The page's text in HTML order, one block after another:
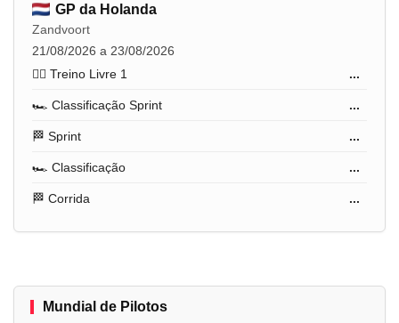
GP da Holanda
Zandvoort
21/08/2026 a 23/08/2026
🏋️‍♂️ Treino Livre 1
...
🏎️ Classificação Sprint ...
🏁 Sprint ...
🏎️ Classificação ...
🏁 Corrida ...
Mundial de Pilotos